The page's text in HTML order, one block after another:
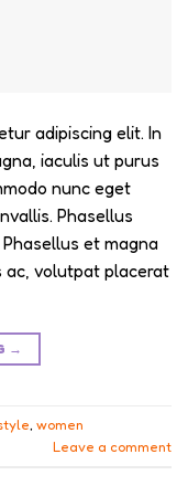
adipiscing elit. In
iaculis ut purus
nunc eget
Phasellus
et magna
ac, volutpat placerat
→
, women
Leave a comment